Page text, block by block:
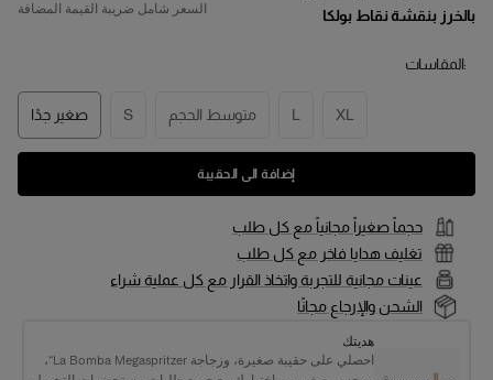
بالخرز بنقشة نقاط بولكا
السعر شامل ضريبة القيمة المضافة
:المقاسات
صغير جدًا S متوسط الحجم L XL
إضافة الى الحقيبة
حجماً صغيراً مجانياً مع كل طلب
تغليف هدايا فاخر مع كل طلب
عينات مجانية للتجربة واتخاذ القرار مع كل عملية شراء
الشحن والإرجاع مجانًا
هديتك
احصلي على حقيبة صغيرة، وزجاجة La Bomba Megaspritzer“،